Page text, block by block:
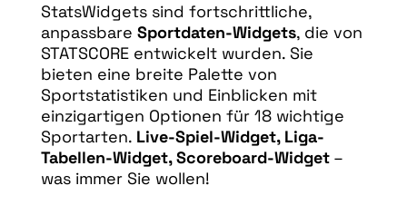
StatsWidgets sind fortschrittliche,
anpassbare Sportdaten-Widgets, die von
STATSCORE entwickelt wurden. Sie
bieten eine breite Palette von
Sportstatistiken und Einblicken mit
einzigartigen Optionen für 18 wichtige
Sportarten. Live-Spiel-Widget, Liga-
Tabellen-Widget, Scoreboard-Widget–
was immer Sie wollen!